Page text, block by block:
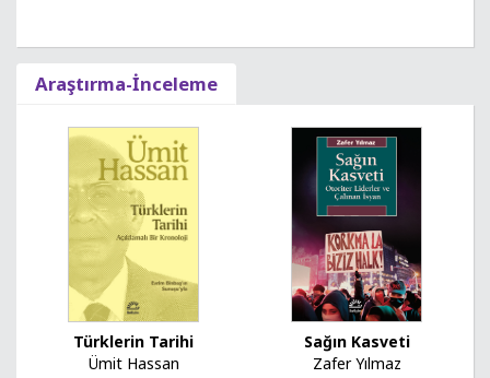
Araştırma-İnceleme
Türklerin Tarihi
Ümit Hassan
Sağın Kasveti
Zafer Yılmaz